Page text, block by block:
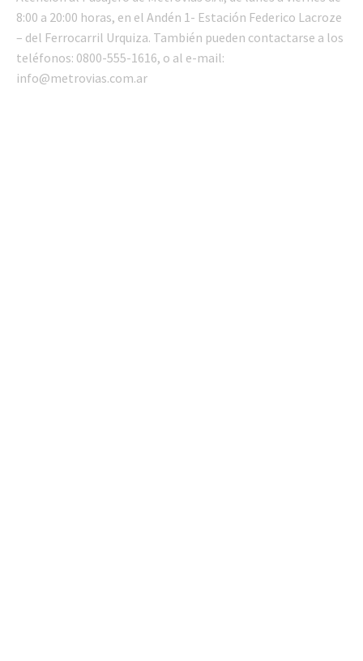
8:00 a 20:00 horas, en el Andén 1- Estación Federico Lacroze
– del Ferrocarril Urquiza. También pueden contactarse a los
teléfonos: 0800-555-1616, o al e-mail:
info@metrovias.com.ar